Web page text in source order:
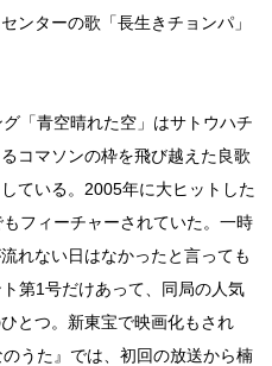
ンターの歌「長生きチョンパ」
「青空晴れた空」はサトウハチ
コマソンの枠を飛び越えた良歌
ている。2005年に大ヒットした
フィーチャーされていた。一時
れない日はなかったと言っても
第1号だけあって、同局の人気
とつ。新東宝で映画化もされ
うた』では、初回の放送から楠